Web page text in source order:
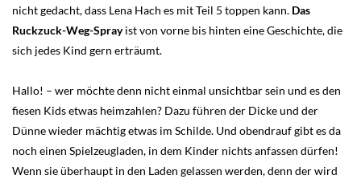
nicht gedacht, dass Lena Hach es mit Teil 5 toppen kann. Das
Ruckzuck-Weg-Sprayist von vorne bis hinten eine Geschichte, die
sich jedes Kind gern erträumt.
Hallo! – wer möchte denn nicht einmal unsichtbar sein und es den
fiesen Kids etwas heimzahlen? Dazu führen der Dicke und der
Dünne wieder mächtig etwas im Schilde. Und obendrauf gibt es da
noch einen Spielzeugladen, in dem Kinder nichts anfassen dürfen!
Wenn sie überhaupt in den Laden gelassen werden, denn der wird